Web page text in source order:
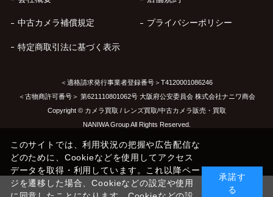
中古カメラ補償規定 プライバシーポリシー
特定商取引法に基づく表示
＜適格請求発行事業者登録番号＞T4120001086246
＜古物商許可番号＞ 第621110801062号 大阪府公安委員会 株式会社ナニワ商会
Copyright © カメラ買取 / レンズ買取/中古カメラ販売・買取
NANIWA Group All Rights Reserved.
このサイトでは、利用状況の把握や広告配信な
どのために、Cookieなどを使用してアクセス
データを取得・利用しています。これ以降ペー
ジを遷移した場合、Cookieなどの設定や使用
承諾す
る